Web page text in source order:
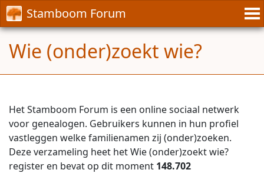
Stamboom Forum
Wie (onder)zoekt wie?
Het Stamboom Forum is een online sociaal netwerk
voor genealogen. Gebruikers kunnen in hun profiel
vastleggen welke familienamen zij (onder)zoeken.
Deze verzameling heet het Wie (onder)zoekt wie?
register en bevat op dit moment 148.702